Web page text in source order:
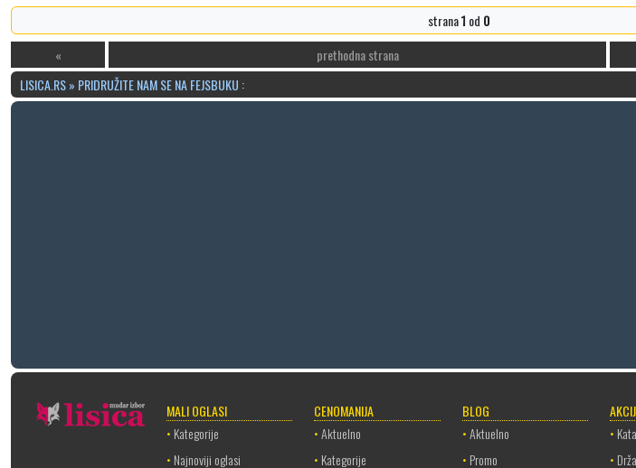
strana1 od 0
«
prethodna strana
LISICA.RS » PRIDRUŽITE NAM SE NA FEJSBUKU :
MALI OGLASI
• Kategorije
• Najnoviji oglasi
CENOMANIJA
•Aktuelno
• Kategorije
BLOG
•Aktuelno
• Promo
•
•